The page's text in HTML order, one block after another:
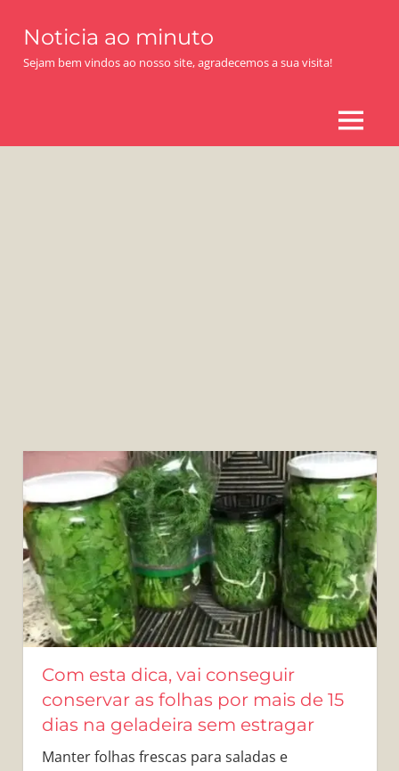
content
Noticia ao minuto
Sejam bem vindos ao nosso site, agradecemos a sua visita!
MENU
Com esta dica, vai conseguir
conservar as folhas por mais de 15
dias na geladeira sem estragar
Manter folhas frescas para saladas e